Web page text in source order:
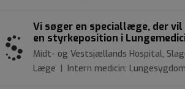
Vi søger en speciallæge, der
en styrkeposition i
Midt- og Vestsjællands Hospital,
Læge | Intern medicin: